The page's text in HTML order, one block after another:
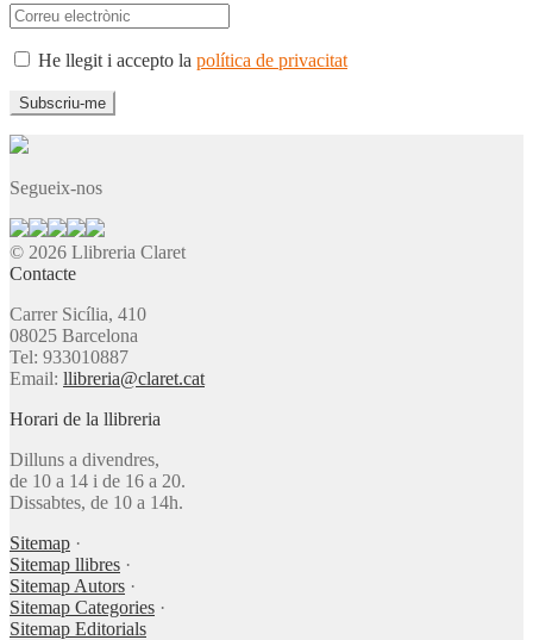
He llegit i accepto la política de privacitat
Segueix-nos
© 2026 Llibreria Claret
Contacte
Carrer Sicília, 410
08025 Barcelona
Tel: 933010887
Email: llibreria@claret.cat
Horari de la llibreria
Dilluns a divendres,
de 10 a 14 i de 16 a 20.
Dissabtes, de 10 a 14h.
Sitemap ·
Sitemap llibres ·
Sitemap Autors ·
Sitemap Categories ·
Sitemap Editorials